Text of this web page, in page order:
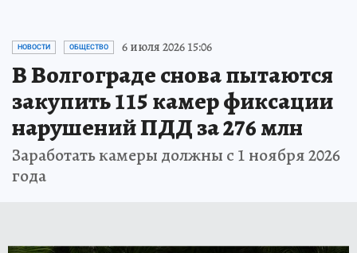
НОВОСТИ ОБЩЕСТВО 6 июля 2026 15:06
В Волгограде снова пытаются
закупить 115 камер фиксации
нарушений ПДД за 276 млн
Заработать камеры должны с 1 ноября 2026
года